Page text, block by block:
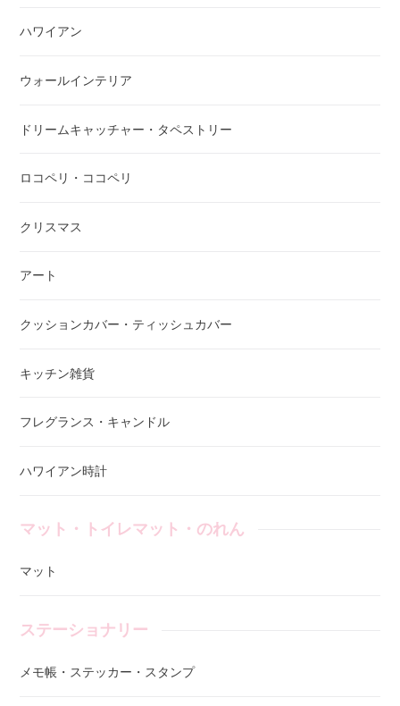
ハワイアン
ウォールインテリア
ドリームキャッチャー・タペストリー
ロコペリ・ココペリ
クリスマス
アート
クッションカバー・ティッシュカバー
キッチン雑貨
フレグランス・キャンドル
ハワイアン時計
マット・トイレマット・のれん
マット
ステーショナリー
メモ帳・ステッカー・スタンプ